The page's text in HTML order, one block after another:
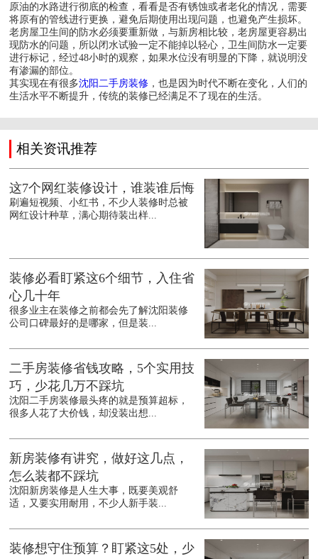
原油的水路进行彻底的检查，看看是否有锈蚀或者老化的情况，需要
将原有的管线进行更换，避免后期使用出现问题，也避免产生损坏。
老房屋卫生间的防水必须要重新做，与新房相比较，老房屋更容易出
现防水的问题，所以闭水试验一定不能掉以轻心，卫生间防水一定要
进行标记，经过48小时的观察，如果水位没有明显的下降，就说明没
有渗漏的部位。
其实现在有很多沈阳二手房装修 ，也是因为时代不断在变化，人们的
生活水平不断提升，传统的装修已经满足不了现在的生活。
相关资讯推荐
这7个网红装修设计，谁装谁后悔
刷遍短视频、小红书，不少人装修时总被
网红设计种草，满心期待装出样...
装修必看盯紧这6个细节，入住省
心几十年
很多业主在装修之前都会先了解沈阳装修
公司口碑最好的是哪家，但是装...
二手房装修省钱攻略，5个实用技
巧，少花几万不踩坑
沈阳二手房装修最头疼的就是预算超标，
很多人花了大价钱，却没装出想...
新房装修有讲究，做好这几点，
怎么装都不踩坑
沈阳新房装修是人生大事，既要美观舒
适，又要实用耐用，不少人新手装...
装修想守住预算？盯紧这5处，少